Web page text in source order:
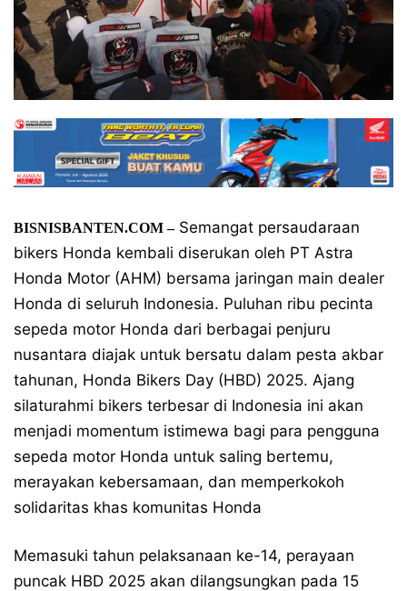
BISNISBANTEN.COM –Semangat persaudaraan
bikers Honda kembali diserukan oleh PT Astra
Honda Motor (AHM) bersama jaringan main dealer
Honda di seluruh Indonesia. Puluhan ribu pecinta
sepeda motor Honda dari berbagai penjuru
nusantara diajak untuk bersatu dalam pesta akbar
tahunan, Honda Bikers Day (HBD) 2025. Ajang
silaturahmi bikers terbesar di Indonesia ini akan
menjadi momentum istimewa bagi para pengguna
sepeda motor Honda untuk saling bertemu,
merayakan kebersamaan, dan memperkokoh
solidaritas khas komunitas Honda
Memasuki tahun pelaksanaan ke-14, perayaan
puncak HBD 2025 akan dilangsungkan pada 15